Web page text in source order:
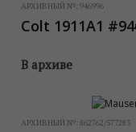
АРХИВНЫЙ №: 946996
Colt 1911A1
В архиве
АРХИВНЫЙ №: 862762/577283